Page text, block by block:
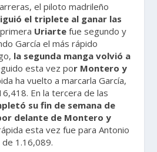
el piloto madrileño
el triplete al ganar las
Uriarte fue segundo y
García el más rápido
la segunda manga volvió a
esta vez por Montero y
ha vuelto a marcarla García,
En la tercera de las
su fin de semana de
delante de Montero y
esta vez fue para Antonio
1.16,089.